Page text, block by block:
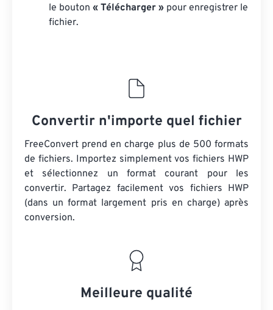
le bouton « Télécharger » pour enregistrer le
fichier.
Convertir n'importe quel fichier
FreeConvert prend en charge plus de 500 formats
de fichiers. Importez simplement vos fichiers HWP
et sélectionnez un format courant pour les
convertir. Partagez facilement vos fichiers HWP
(dans un format largement pris en charge) après
conversion.
Meilleure qualité